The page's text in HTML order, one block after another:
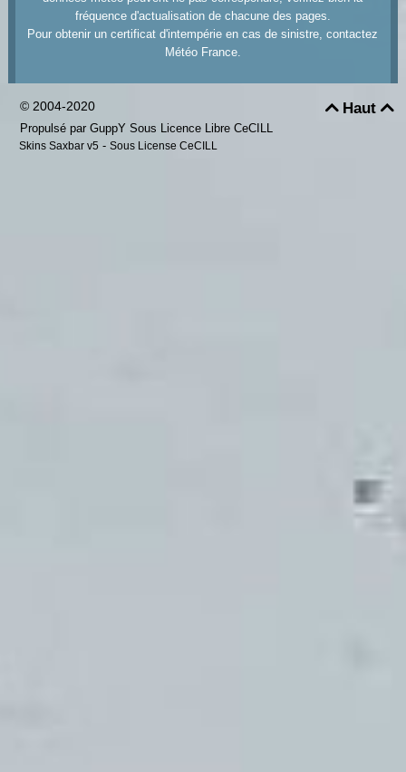
fréquence d'actualisation de chacune des pages.
Pour obtenir un certificat d'intempérie en cas de sinistre, contactez
Météo France.
Haut
© 2004-2020
Propulsé par GuppY Sous Licence Libre CeCILL
Skins Saxbar v5 - Sous License CeCILL